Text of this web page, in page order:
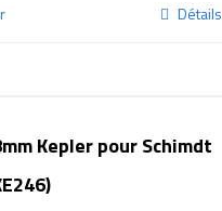
Détails
Kepler pour Schimdt